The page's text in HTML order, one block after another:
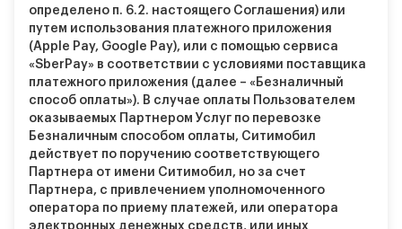
определено п. 6.2. настоящего Соглашения) или
путем использования платежного приложения
(Apple Pay, Google Pay), или с помощью сервиса
«SberPay» в соответствии с условиями поставщика
платежного приложения (далее – «Безналичный
способ оплаты»). В случае оплаты Пользователем
оказываемых Партнером Услуг по перевозке
Безналичным способом оплаты, Ситимобил
действует по поручению соответствующего
Партнера от имени Ситимобил, но за счет
Партнера, с привлечением уполномоченного
оператора по приему платежей, или оператора
электронных денежных средств, или иных